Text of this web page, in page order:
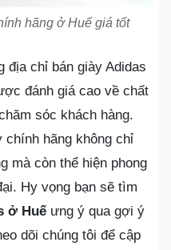
hãng ở Huế giá tốt
địa chỉ bán giày Adidas
đánh giá cao về chất
sóc khách hàng.
hãng không chỉ
mà còn thể hiện phong
Hy vọng bạn sẽ tìm
ở Huếưng ý qua gợi ý
dõi chúng tôi để cập